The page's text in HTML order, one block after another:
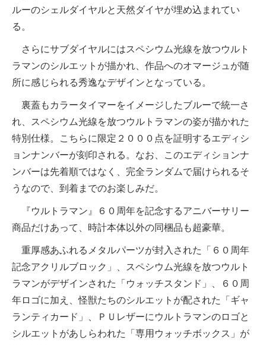
ルーのシェルダイヤルと天然ダイヤが埋め込まれてい
る。
さらにサブダイヤルにはスペシウム光線を放つウルト
ラマンのシルエットが描かれ、作品へのオマージュが随
所に感じられる秀逸なデザインとなっている。
裏蓋もカラータイマーをイメージしたブルーで統一さ
れ、スペシウム光線を放つウルトラマンの姿が描かれた
特別仕様。こちらに限定２０００点を証明するエディシ
ョンナンバーが刻印される。なお、このエディションナ
ンバーは先着順ではなく、完全ランダムで届けられるそ
うなので、到着までのお楽しみだ。
『ウルトラマン』６０周年を記念するアニバーサリー
商品だけあって、時計本体以外の同梱品も超豪華。
重厚感あふれるメタルパーツが封入された「６０周年
記念アクリルブロック」、スペシウム光線を放つウルト
ラマンがデザインされた「ウォッチスタンド」、６０周
年ロゴに加え、怪獣たちのシルエットが配された「ギャ
ランティカード」、ＰＵレザーにウルトラマンのロゴと
シルエットがあしらわれた「専用ウォッチボックス」が